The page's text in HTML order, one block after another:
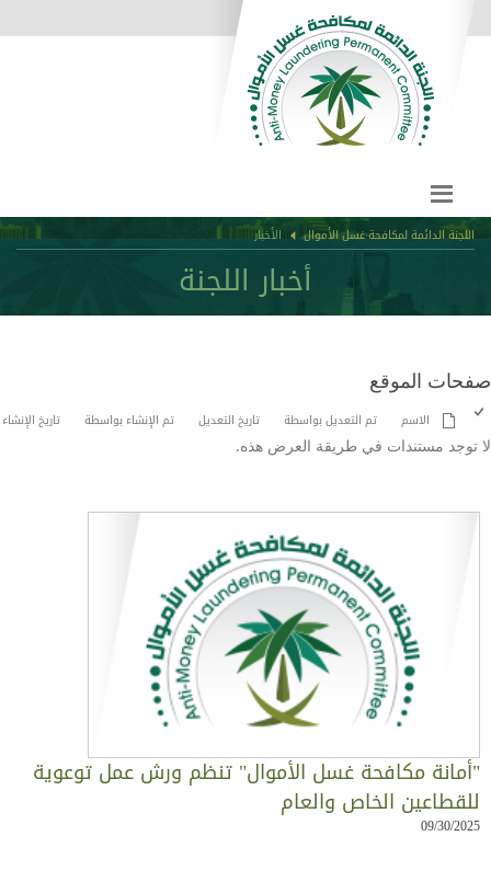
اللجنة الدائمة لمكافحة غسل الأموال الأخبار
أخبار اللجنة
الموقع
الاسم تم التعديل بواسطة تاريخ التعديل تم الإنشاء بواسطة
تاريخ الإنشاء
توجد مستندات في طريقة العرض هذه.
مكافحة غسل الأموال" تنظم ورش عمل توعوية
الخاص والعام
09/30/